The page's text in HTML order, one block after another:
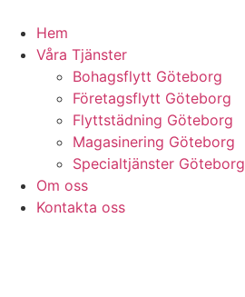
content
Hem
Våra Tjänster
Bohagsflytt Göteborg
Företagsflytt Göteborg
Flyttstädning Göteborg
Magasinering Göteborg
Specialtjänster Göteborg
Om oss
Kontakta oss